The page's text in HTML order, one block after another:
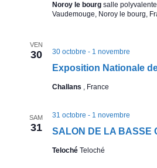
Noroy le bourg salle
Vaudemouge, Noroy le bourg,
VEN
30
Exposition Nationale
30 octobre - 1 novembre
Challans , France
SAM
31 SALON DE LA BASSE
31 octobre - 1 novembre
Teloché Teloché